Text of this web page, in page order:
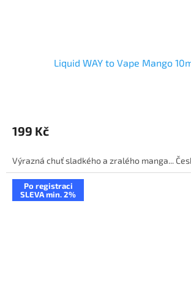
Liquid WAY to Vape Mango
199 Kč
Výrazná chuť sladkého a zralého manga...
Po registraci
SLEVA min. 2%